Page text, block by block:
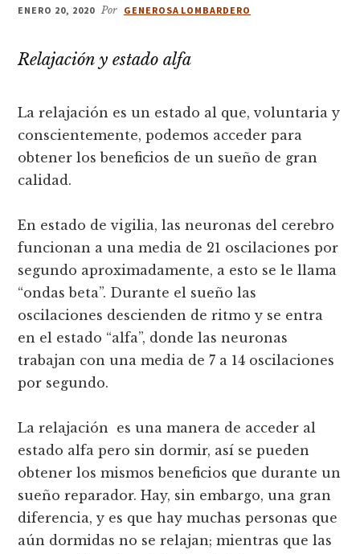
ENERO 20, 2020 Por GENEROSA LOMBARDERO
Relajación y estado alfa
La relajación es un estado al que, voluntaria y
conscientemente, podemos acceder para
obtener los beneficios de un sueño de gran
calidad.
En estado de vigilia, las neuronas del cerebro
funcionan a una media de 21 oscilaciones por
segundo aproximadamente, a esto se le llama
“ondas beta”. Durante el sueño las
oscilaciones descienden de ritmo y se entra
en el estado “alfa”, donde las neuronas
trabajan con una media de 7 a 14 oscilaciones
por segundo.
La relajación es una manera de acceder al
estado alfa pero sin dormir, así se pueden
obtener los mismos beneficios que durante un
sueño reparador. Hay, sin embargo, una gran
diferencia, y es que hay muchas personas que
aún dormidas no se relajan; mientras que las